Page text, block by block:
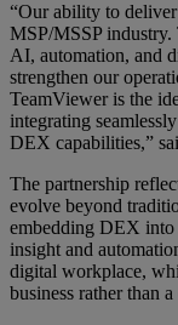
“Our ability to
MSP/MSSP industry.
AI, automation, and
strengthen our
TeamViewer is the
integrating
DEX capabilities,”
The partnership
evolve beyond
embedding DEX into
insight and
digital workplace,
business rather than a